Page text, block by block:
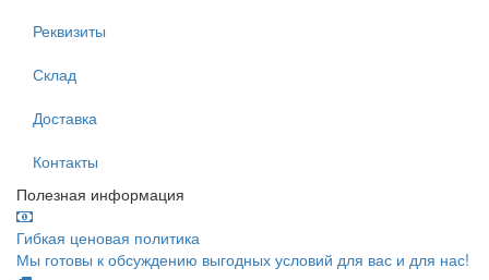
Реквизиты
Склад
Доставка
Контакты
Полезная информация
Гибкая ценовая политика
Мы готовы к обсуждению выгодных условий для вас и для нас!